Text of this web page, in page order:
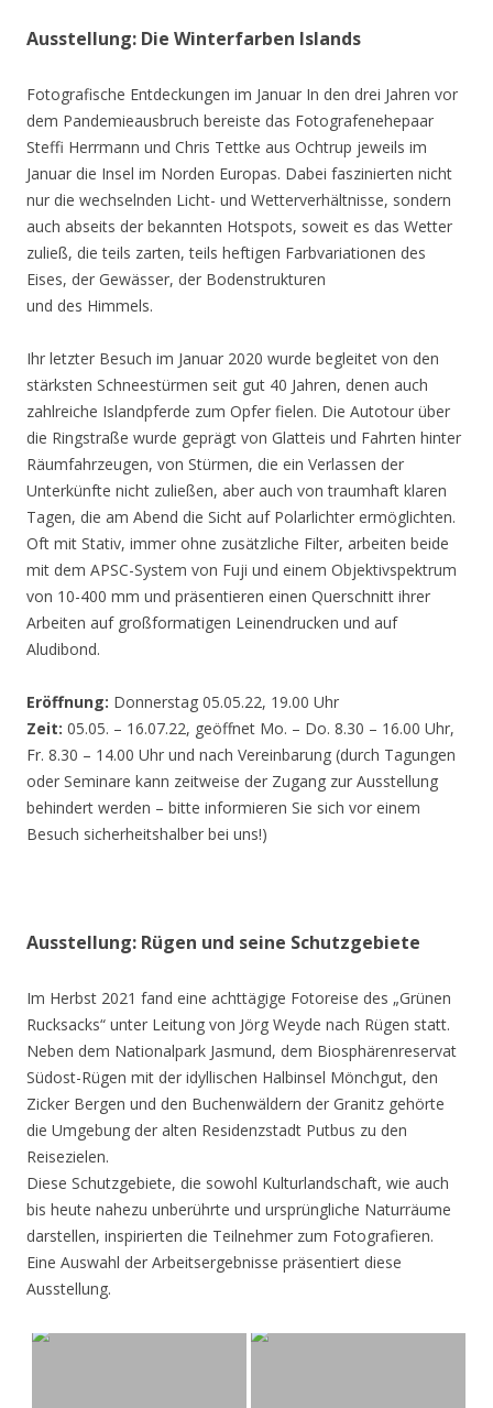
Ausstellung: Die Winterfarben Islands
Fotografische Entdeckungen im Januar In den drei Jahren vor
dem Pandemieausbruch bereiste das Fotografenehepaar
Steffi Herrmann und Chris Tettke aus Ochtrup jeweils im
Januar die Insel im Norden Europas. Dabei faszinierten nicht
nur die wechselnden Licht- und Wetterverhältnisse, sondern
auch abseits der bekannten Hotspots, soweit es das Wetter
zuließ, die teils zarten, teils heftigen Farbvariationen des
Eises, der Gewässer, der Bodenstrukturen
und des Himmels.
Ihr letzter Besuch im Januar 2020 wurde begleitet von den
stärksten Schneestürmen seit gut 40 Jahren, denen auch
zahlreiche Islandpferde zum Opfer fielen. Die Autotour über
die Ringstraße wurde geprägt von Glatteis und Fahrten hinter
Räumfahrzeugen, von Stürmen, die ein Verlassen der
Unterkünfte nicht zuließen, aber auch von traumhaft klaren
Tagen, die am Abend die Sicht auf Polarlichter ermöglichten.
Oft mit Stativ, immer ohne zusätzliche Filter, arbeiten beide
mit dem APSC-System von Fuji und einem Objektivspektrum
von 10-400 mm und präsentieren einen Querschnitt ihrer
Arbeiten auf großformatigen Leinendrucken und auf
Aludibond.
Eröffnung: Donnerstag 05.05.22, 19.00 Uhr
Zeit: 05.05. – 16.07.22, geöffnet Mo. – Do. 8.30 – 16.00 Uhr,
Fr. 8.30 – 14.00 Uhr und nach Vereinbarung (durch Tagungen
oder Seminare kann zeitweise der Zugang zur Ausstellung
behindert werden – bitte informieren Sie sich vor einem
Besuch sicherheitshalber bei uns!)
Ausstellung: Rügen und seine Schutzgebiete
Im Herbst 2021 fand eine achttägige Fotoreise des „Grünen
Rucksacks“ unter Leitung von Jörg Weyde nach Rügen statt.
Neben dem Nationalpark Jasmund, dem Biosphärenreservat
Südost-Rügen mit der idyllischen Halbinsel Mönchgut, den
Zicker Bergen und den Buchenwäldern der Granitz gehörte
die Umgebung der alten Residenzstadt Putbus zu den
Reisezielen.
Diese Schutzgebiete, die sowohl Kulturlandschaft, wie auch
bis heute nahezu unberührte und ursprüngliche Naturräume
darstellen, inspirierten die Teilnehmer zum Fotografieren.
Eine Auswahl der Arbeitsergebnisse präsentiert diese
Ausstellung.